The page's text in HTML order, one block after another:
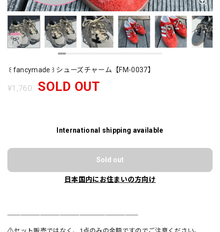
꒰ fancymade ꒱ シューズチャーム【FM-0037】
¥1,760 SOLD OUT
International shipping available
Sold out
日本国内にお住まいの方向け